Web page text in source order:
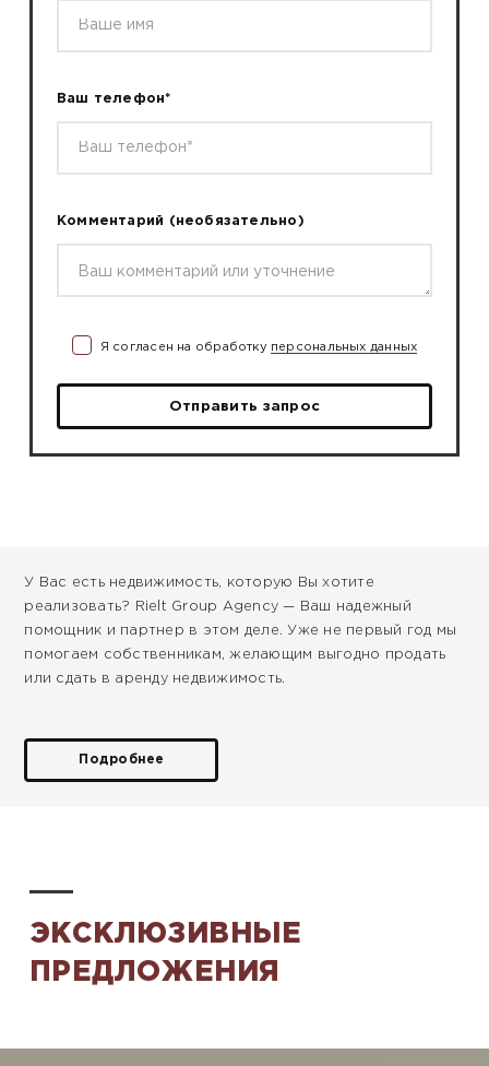
Ваш телефон*
Комментарий (необязательно)
Я согласен на обработку персональных данных
Отправить запрос
У Вас есть недвижимость, которую Вы хотите
реализовать? Rielt Group Agency — Ваш надежный
помощник и партнер в этом деле. Уже не первый год мы
помогаем собственникам, желающим выгодно продать
или сдать в аренду недвижимость.
Подробнее
ЭКСКЛЮЗИВНЫЕ
ПРЕДЛОЖЕНИЯ